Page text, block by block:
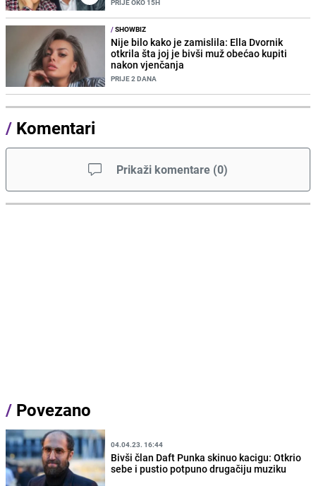
/SHOWBIZ
Nije bilo kako je zamislila: Ella Dvornik
otkrila šta joj je bivši muž obećao kupiti
nakon vjenčanja
PRIJE 2 DANA
/ Komentari
Prikaži komentare (0)
/ Povezano
04.04.23. 16:44
Bivši član Daft Punka skinuo kacigu: Otkrio
sebe i pustio potpuno drugačiju muziku